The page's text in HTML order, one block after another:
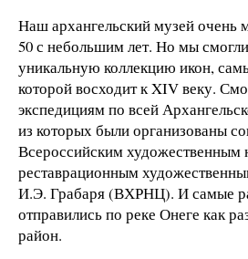
Наш архангельский музей очень
50 с небольшим лет. Но мы
уникальную коллекцию икон,
которой восходит к XIV веку.
экспедициям по всей
из которых были организованы
Всероссийским художественным
реставрационным
И.Э. Грабаря (ВХРНЦ). И самые
отправились по реке Онеге как
район.